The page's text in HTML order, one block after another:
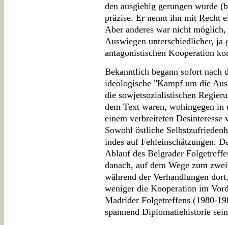
den ausgiebig gerungen wurde
präzise. Er nennt ihn mit Recht
Aber anderes war nicht
Auswiegen unterschiedlicher, ja
antagonistischen Kooperation
Bekanntlich begann sofort nach
ideologische "Kampf um die
die sowjetsozialistischen
dem Text waren, wohingegen in
einem verbreiteten
Sowohl östliche
indes auf Fehleinschätzungen.
Ablauf des Belgrader
danach, auf dem Wege zum
während der Verhandlungen
weniger die Kooperation im
Madrider Folgetreffens (1980-
spannend Diplomatiehistorie